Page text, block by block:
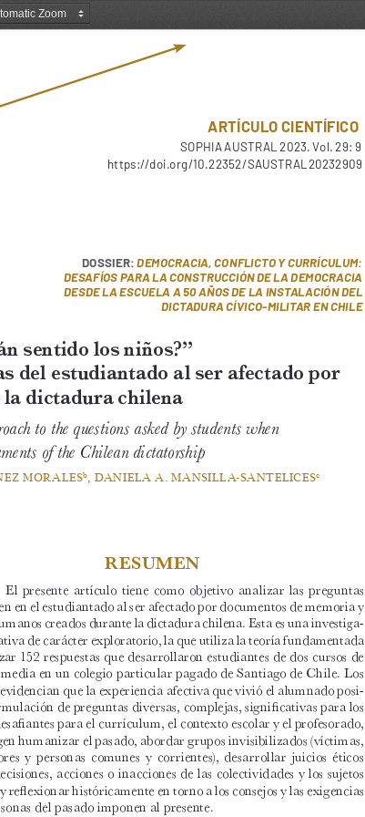
SOPHIA AUSTRAL 2023. Vol. 29: 9
ARTÍCULO CIENTÍFICO
https://doi.org/10.22352/SAUSTRAL20232909
sentido los niños?”
del estudiantado al ser afectado por
la dictadura chilena
to the questions asked by students when
of the Chilean dictatorship
MORALESb, DANIELA A. MANSILLA-SANTELICES c
RESUMEN
El  presente  artículo  tiene  como  objetivo  analizar  las  preguntas
en el estudiantado al ser afectado por documentos de memoria y
creados durante la dictadura chilena. Esta es una investiga-
de carácter exploratorio, la que utiliza la teoría fundamentada
152 respuestas que desarrollaron estudiantes de dos cursos de
en un colegio particular pagado de Santiago de Chile. Los
que la experiencia afectiva que vivió el alumnado posi-
de preguntas diversas, complejas, significativas para los
para el currículum, el contexto escolar y el profesorado,
humanizar el pasado, abordar grupos invisibilizados (víctimas,
y  personas  comunes  y  corrientes),  desarrollar  juicios  éticos
acciones o inacciones de las colectividades y los sujetos
reflexionar históricamente en torno a los consejos y las exigencias
del pasado imponen al presente.
DOSSIER: DEMOCRACIA, CONFLICTO Y CURRÍCULUM:
DESAFÍOS PARA LA CONSTRUCCIÓN DE LA DEMOCRACIA
DESDE LA ESCUELA A 50 AÑOS DE LA INSTALACIÓN DEL
DICTADURA CÍVICO-MILITAR EN CHILE